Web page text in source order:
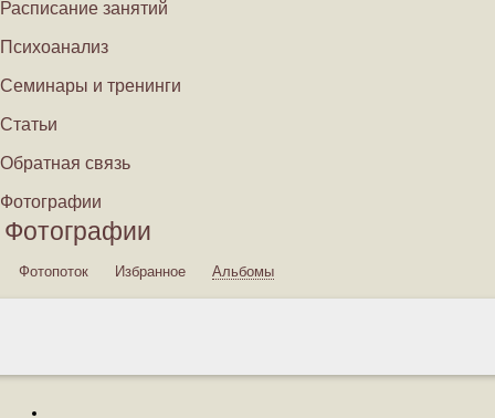
Расписание занятий
Психоанализ
Семинары и тренинги
Статьи
Обратная связь
Фотографии
Фотографии
Фотопоток Избранное Альбомы